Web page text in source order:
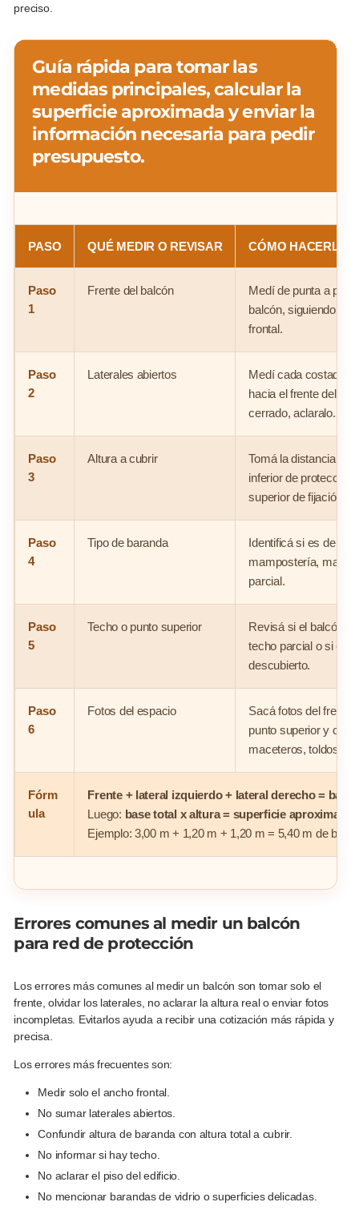
preciso.
Guía rápida para tomar las
medidas principales, calcular la
superficie aproximada y enviar la
información necesaria para pedir
presupuesto.
PASO QUÉ MEDIR O REVISAR CÓMO HACERLO
Paso
1
Frente del balcón
Medí de punta a
balcón, siguiendo la
frontal.
Paso
2
Laterales abiertos
Medí cada costado
hacia el frente del
cerrado, aclaralo.
Paso
3
Altura a cubrir
Tomá la distancia
inferior de protección
superior de fijación o
Paso
4
Tipo de baranda
Identificá si es de
mampostería,
parcial.
Paso
5
Techo o punto superior
Revisá si el balcón
techo parcial o si
descubierto.
Paso
6
Fotos del espacio
Sacá fotos del frente,
punto superior y
maceteros, toldos o
Fórm
ula
Frente + lateral izquierdo + lateral derecho = base
Luego: base total x altura = superficie aproximada
Ejemplo: 3,00 m + 1,20 m + 1,20 m = 5,40 m de
Errores comunes al medir un balcón
para red de protección
Los errores más comunes al medir un balcón son tomar solo el
frente, olvidar los laterales, no aclarar la altura real o enviar fotos
incompletas. Evitarlos ayuda a recibir una cotización más rápida y
precisa.
Los errores más frecuentes son:
Medir solo el ancho frontal.
No sumar laterales abiertos.
Confundir altura de baranda con altura total a cubrir.
No informar si hay techo.
No aclarar el piso del edificio.
No mencionar barandas de vidrio o superficies delicadas.